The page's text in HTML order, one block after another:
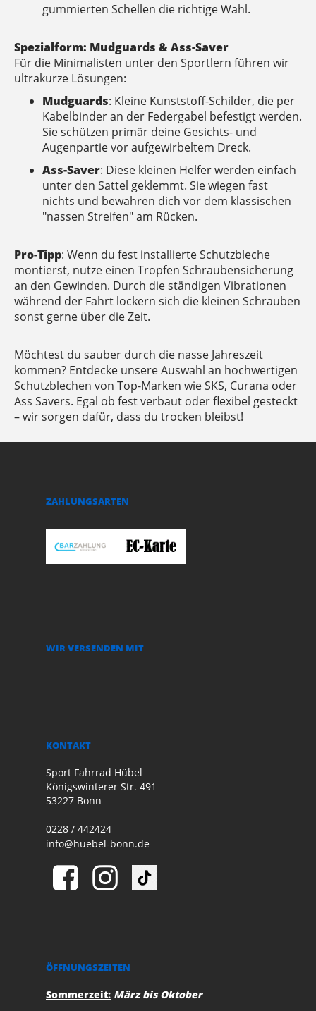
gummierten Schellen die richtige Wahl.
Spezialform: Mudguards & Ass-Saver
Für die Minimalisten unter den Sportlern führen wir
ultrakurze Lösungen:
Mudguards: Kleine Kunststoff-Schilder, die per
Kabelbinder an der Federgabel befestigt werden.
Sie schützen primär deine Gesichts- und
Augenpartie vor aufgewirbeltem Dreck.
Ass-Saver: Diese kleinen Helfer werden einfach
unter den Sattel geklemmt. Sie wiegen fast
nichts und bewahren dich vor dem klassischen
"nassen Streifen" am Rücken.
Pro-Tipp: Wenn du fest installierte Schutzbleche
montierst, nutze einen Tropfen Schraubensicherung
an den Gewinden. Durch die ständigen Vibrationen
während der Fahrt lockern sich die kleinen Schrauben
sonst gerne über die Zeit.
Möchtest du sauber durch die nasse Jahreszeit
kommen? Entdecke unsere Auswahl an hochwertigen
Schutzblechen von Top-Marken wie SKS, Curana oder
Ass Savers. Egal ob fest verbaut oder flexibel gesteckt
– wir sorgen dafür, dass du trocken bleibst!
ZAHLUNGSARTEN
WIR VERSENDEN MIT
KONTAKT
Sport Fahrrad Hübel
Königswinterer Str. 491
53227 Bonn
0228 / 442424
info@huebel-bonn.de
ÖFFNUNGSZEITEN
Sommerzeit: März bis Oktober